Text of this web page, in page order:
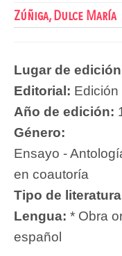
Zúñiga, Dulce María
Lugar de
Editorial: Edición
Año de edición:
Género:
Ensayo -
en coautoría
Tipo de
Lengua: * Obra
español